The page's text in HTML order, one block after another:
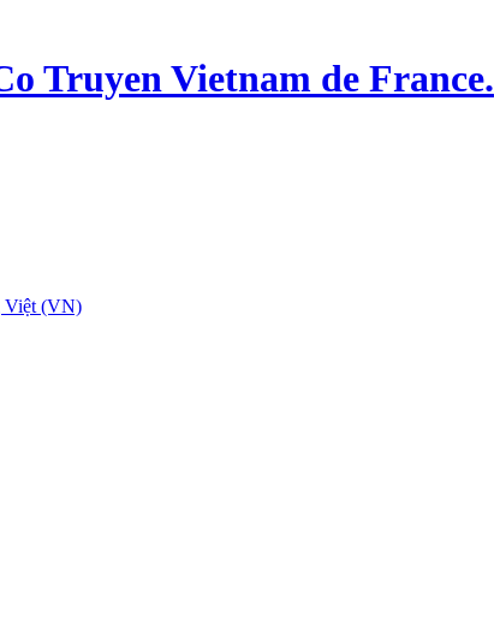
Truyen Vietnam de France.